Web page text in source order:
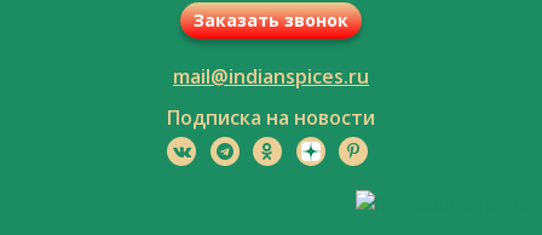
Заказать звонок
mail@indianspices.ru
Подписка на новости